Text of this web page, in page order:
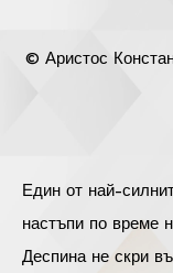
© Аристос
Един от най-
настъпи по време
Деспина не скри